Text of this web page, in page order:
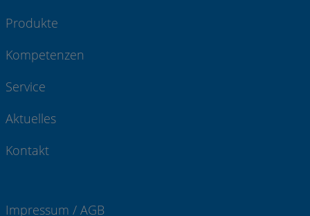
Produkte
Kompetenzen
Service
Aktuelles
Kontakt
Impressum / AGB